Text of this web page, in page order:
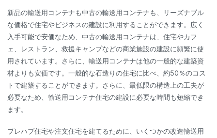
新品の輸送用コンテナも中古の輸送用コンテナも、リーズナブル
な価格で住宅やビジネスの建設に利用することができます。広く
入手可能で安価なため、中古の輸送用コンテナは、住宅やカフ
ェ、レストラン、救援キャンプなどの商業施設の建設に頻繁に使
用されています。さらに、輸送用コンテナは他の一般的な建築資
材よりも安価です。一般的な石造りの住宅に比べ、約50％のコス
トで建築することができます。さらに、最低限の構造上の工夫が
必要なため、輸送用コンテナ住宅の建設に必要な時間も短縮でき
ます。
プレハブ住宅や注文住宅を建てるために、いくつかの改造輸送用